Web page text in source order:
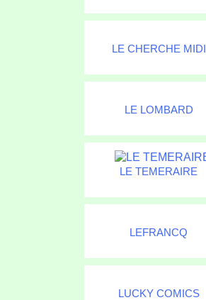
LE CHERCHE MIDI
LE LOMBARD
LE TEMERAIRE
LEFRANCQ
LUCKY COMICS